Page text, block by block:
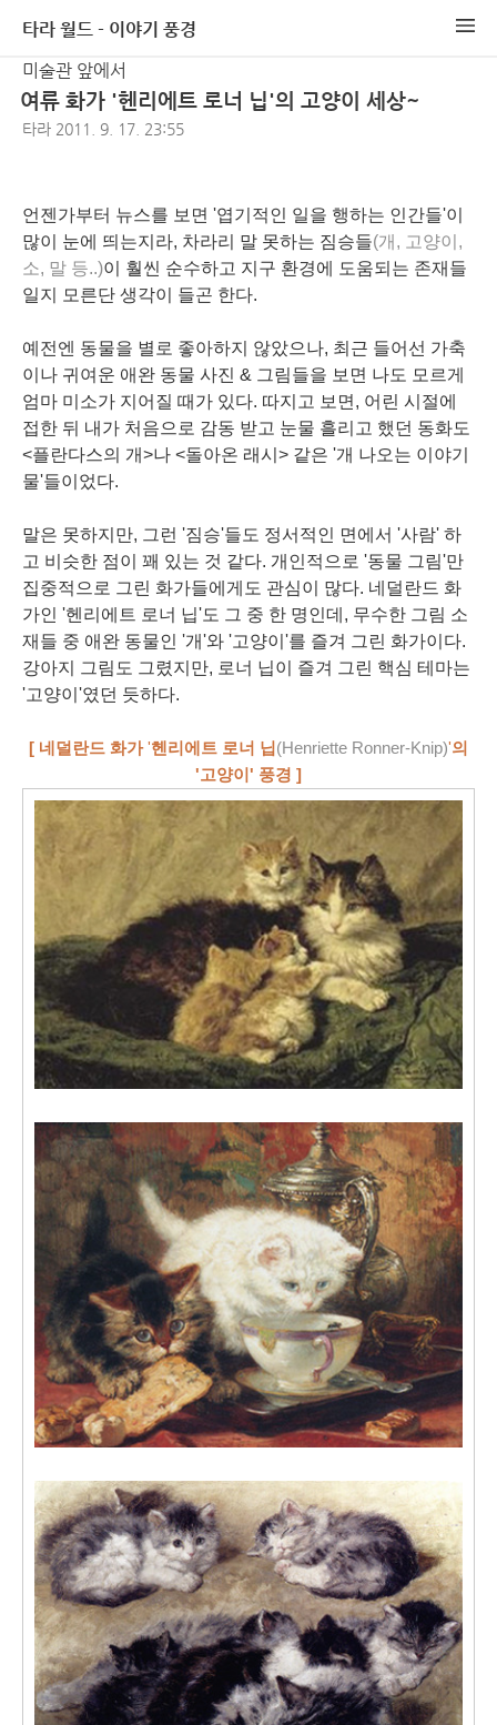
타라 월드 - 이야기 풍경
미술관 앞에서
여류 화가 '헨리에트 로너 닙'의 고양이 세상~
타라 2011. 9. 17. 23:55
언젠가부터 뉴스를 보면 '엽기적인 일을 행하는 인간들'이
많이 눈에 띄는지라, 차라리 말 못하는 짐승들(개, 고양이,
소, 말 등..)이 훨씬 순수하고 지구 환경에 도움되는 존재들
일지 모른단 생각이 들곤 한다.
예전엔 동물을 별로 좋아하지 않았으나, 최근 들어선 가축
이나 귀여운 애완 동물 사진 & 그림들을 보면 나도 모르게
엄마 미소가 지어질 때가 있다. 따지고 보면, 어린 시절에
접한 뒤 내가 처음으로 감동 받고 눈물 흘리고 했던 동화도
<플란다스의 개>나 <돌아온 래시> 같은 '개 나오는 이야기
물'들이었다.
말은 못하지만, 그런 '짐승'들도 정서적인 면에서 '사람' 하
고 비슷한 점이 꽤 있는 것 같다. 개인적으로 '동물 그림'만
집중적으로 그린 화가들에게도 관심이 많다. 네덜란드 화
가인 '헨리에트 로너 닙'도 그 중 한 명인데, 무수한 그림 소
재들 중 애완 동물인 '개'와 '고양이'를 즐겨 그린 화가이다.
강아지 그림도 그렸지만, 로너 닙이 즐겨 그린 핵심 테마는
'고양이'였던 듯하다.
[ 네덜란드 화가'헨리에트 로너 닙(Henriette Ronner-Knip)'의
'고양이' 풍경 ]